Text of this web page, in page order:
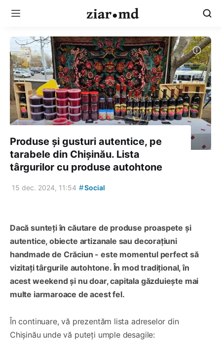
Produse și gusturi autentice, pe
tarabele din Chișinău. Lista
târgurilor cu produse autohtone
15 dec. 2024, 11:54 #Social
Dacă sunteți în căutare de produse proaspete și
autentice, obiecte artizanale sau decorațiuni
handmade de Crăciun - este momentul perfect să
vizitați târgurile autohtone. În mod tradițional, în
acest weekend și nu doar, capitala găzduiește mai
multe iarmaroace de acest fel.
În continuare, vă prezentăm lista adreselor din
Chișinău unde vă puteți umple desagile: